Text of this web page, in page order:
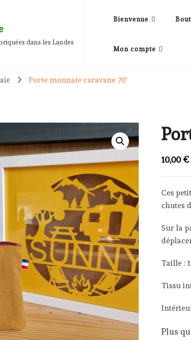
dans les Landes
Bienvenue
Mon compte
Porte monnaie caravane 70′
10,00€
Ces
chutes
Sur la
Taille :
Tissu
Plus